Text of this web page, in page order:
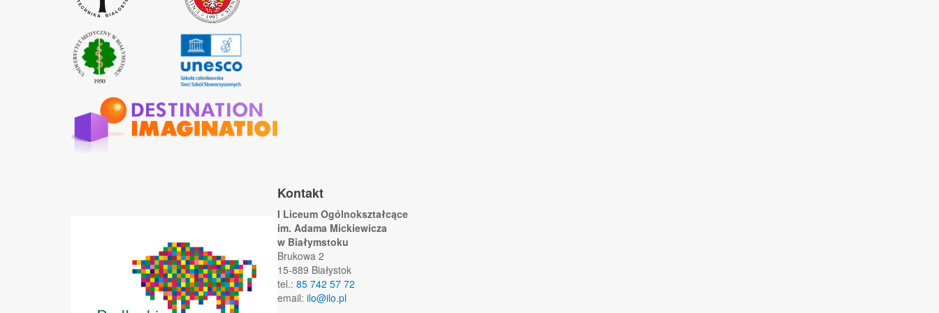
Kontakt
I Liceum Ogólnokształcące
im. Adama Mickiewicza
w Białymstoku
Brukowa 2
15-889 Białystok
tel.: 85 742 57 72
email: ilo@ilo.pl